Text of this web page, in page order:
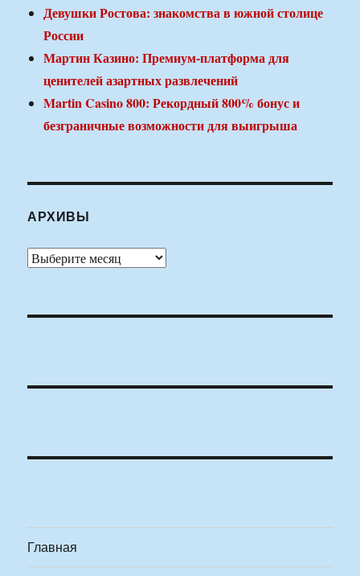
Девушки Ростова: знакомства в южной столице
России
Мартин Казино: Премиум-платформа для
ценителей азартных развлечений
Martin Casino 800: Рекордный 800% бонус и
безграничные возможности для выигрыша
АРХИВЫ
Архивы
Главная